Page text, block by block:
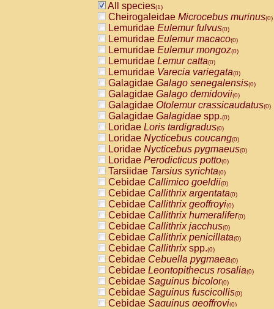
All species(1)
Cheirogaleidae Microcebus murinus(0)
Lemuridae Eulemur fulvus(0)
Lemuridae Eulemur macaco(0)
Lemuridae Eulemur mongoz(0)
Lemuridae Lemur catta(0)
Lemuridae Varecia variegata(0)
Galagidae Galago senegalensis(0)
Galagidae Galago demidovii(0)
Galagidae Otolemur crassicaudatus(0)
Galagidae Galagidae spp.(0)
Loridae Loris tardigradus(0)
Loridae Nycticebus coucang(0)
Loridae Nycticebus pygmaeus(0)
Loridae Perodicticus potto(0)
Tarsiidae Tarsius syrichta(0)
Cebidae Callimico goeldii(0)
Cebidae Callithrix argentata(0)
Cebidae Callithrix geoffroyi(0)
Cebidae Callithrix humeralifer(0)
Cebidae Callithrix jacchus(0)
Cebidae Callithrix penicillata(0)
Cebidae Callithrixspp.(0)
Cebidae Cebuella pygmaea(0)
Cebidae Leontopithecus rosalia(0)
Cebidae Saguinus bicolor(0)
Cebidae Saguinus fuscicollis(0)
Cebidae Saguinus geoffroyi(0)